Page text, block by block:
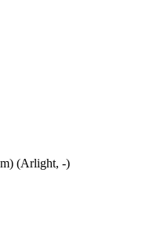
(Arlight, -)